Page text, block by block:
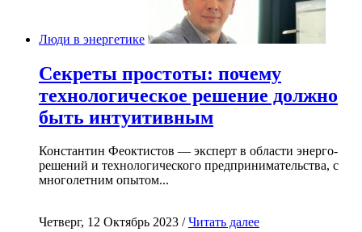
Люди в энергетике
Секреты простоты: почему
технологическое решение должно
быть интуитивным
Константин Феоктистов — эксперт в области энерго-
решений и технологического предпринимательства, с
многолетним опытом...
Четверг, 12 Октябрь 2023 /Читать далее